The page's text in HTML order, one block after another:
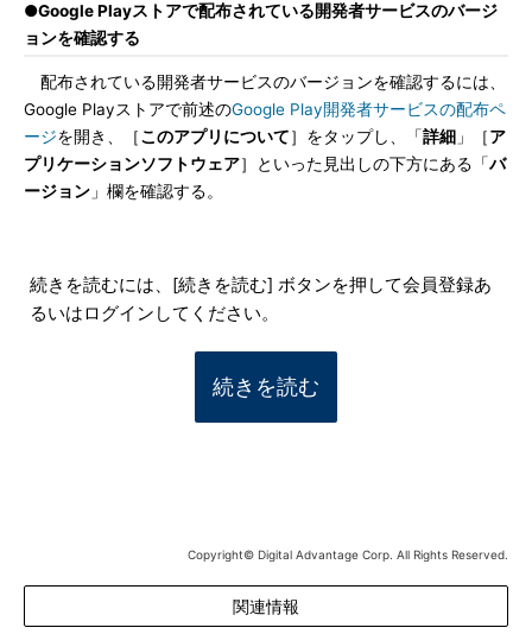
●Google Playストアで配布されている開発者サービスのバージ
ョンを確認する
配布されている開発者サービスのバージョンを確認するには、
Google Playストアで前述のGoogle Play開発者サービスの配布ペ
ージを開き、［このアプリについて］をタップし、「詳細 」［ア
プリケーションソフトウェア］といった見出しの下方にある「バ
ージョン 」欄を確認する。
続きを読むには、[続きを読む] ボタンを押して会員登録あ
るいはログインしてください。
続きを読む
Copyright© Digital Advantage Corp. All Rights Reserved.
関連情報